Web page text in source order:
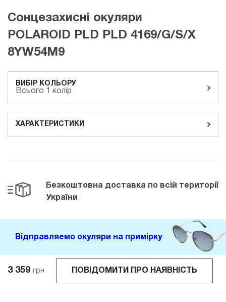
Сонцезахисні окуляри
POLAROID PLD PLD 4169/G/S/X
8YW54M9
ВИБІР КОЛЬОРУ
Всього 1 колір
ХАРАКТЕРИСТИКИ
3 359 грн ПОВІДОМИТИ ПРО НАЯВНІСТЬ
Безкоштовна доставка по всій території
України
Відправляемо окуляри на примірку